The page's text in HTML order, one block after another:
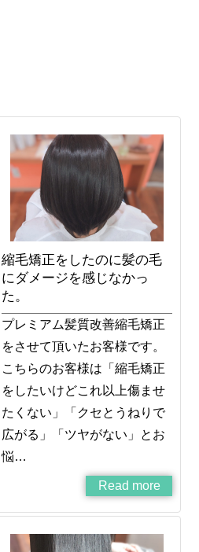
縮毛矯正をしたのに髪の毛
にダメージを感じなかっ
た。
プレミアム髪質改善縮毛矯正
をさせて頂いたお客様です。
こちらのお客様は「縮毛矯正
をしたいけどこれ以上傷ませ
たくない」「クセとうねりで
広がる」「ツヤがない」とお
悩…
Read more